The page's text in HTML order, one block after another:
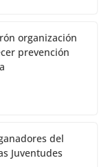
organización
prevención
del
Juventudes